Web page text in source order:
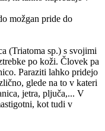
možgan pride do
(Triatoma sp.) s svojimi
po koži. Človek pa
Paraziti lahko pridejo
glede na to v kateri
jetra, pljuča,... V
kot tudi v